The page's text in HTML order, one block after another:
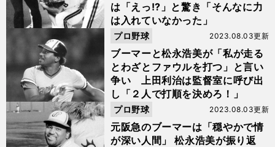
は「えっ!?」と驚き「そんなに力
は入れていなかった」
ブーマーと松永浩美が「私が走る
とわざとファウルを打つ」と言い
争い 上田利治は監督室に呼び出
し「２人で打順を決めろ！」
2023.08.03更新
プロ野球
元阪急のブーマーは「穏やかで情
が深い人間」 松永浩美が振り返
2023.08.03更新
プロ野球